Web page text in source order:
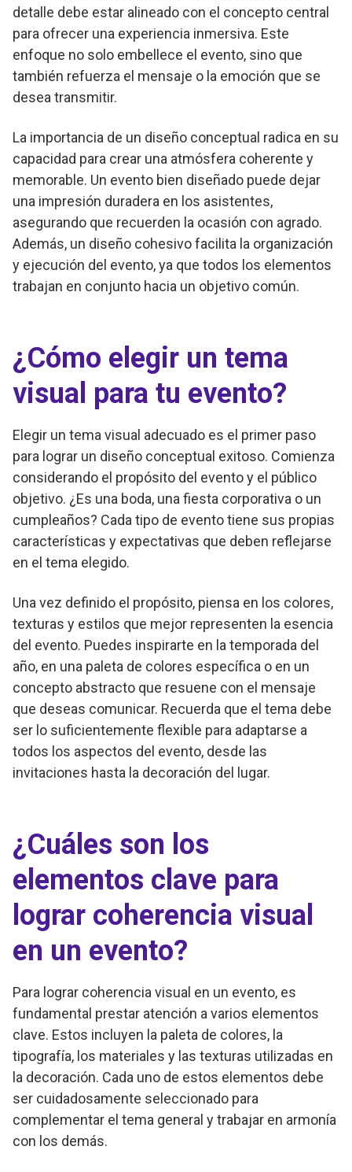
detalle debe estar alineado con el concepto central
para ofrecer una experiencia inmersiva. Este
enfoque no solo embellece el evento, sino que
también refuerza el mensaje o la emoción que se
desea transmitir.
La importancia de un diseño conceptual radica en su
capacidad para crear una atmósfera coherente y
memorable. Un evento bien diseñado puede dejar
una impresión duradera en los asistentes,
asegurando que recuerden la ocasión con agrado.
Además, un diseño cohesivo facilita la organización
y ejecución del evento, ya que todos los elementos
trabajan en conjunto hacia un objetivo común.
¿Cómo elegir un tema
visual para tu evento?
Elegir un tema visual adecuado es el primer paso
para lograr un diseño conceptual exitoso. Comienza
considerando el propósito del evento y el público
objetivo. ¿Es una boda, una fiesta corporativa o un
cumpleaños? Cada tipo de evento tiene sus propias
características y expectativas que deben reflejarse
en el tema elegido.
Una vez definido el propósito, piensa en los colores,
texturas y estilos que mejor representen la esencia
del evento. Puedes inspirarte en la temporada del
año, en una paleta de colores específica o en un
concepto abstracto que resuene con el mensaje
que deseas comunicar. Recuerda que el tema debe
ser lo suficientemente flexible para adaptarse a
todos los aspectos del evento, desde las
invitaciones hasta la decoración del lugar.
¿Cuáles son los
elementos clave para
lograr coherencia visual
en un evento?
Para lograr coherencia visual en un evento, es
fundamental prestar atención a varios elementos
clave. Estos incluyen la paleta de colores, la
tipografía, los materiales y las texturas utilizadas en
la decoración. Cada uno de estos elementos debe
ser cuidadosamente seleccionado para
complementar el tema general y trabajar en armonía
con los demás.